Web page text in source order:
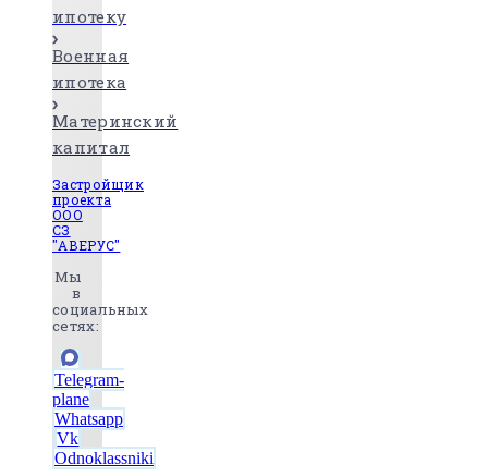
ипотеку
Военная
ипотека
Материнский
капитал
Застройщик
проекта
ООО
СЗ
"АВЕРУС"
Мы
в
социальных
сетях:
Telegram-
plane
Whatsapp
Vk
Odnoklassniki